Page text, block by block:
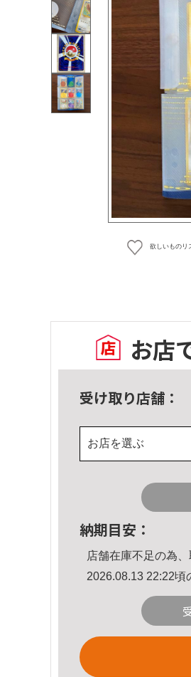
欲しいものリ
お店
受け取り店舗：
お店を選ぶ
納期目安：
店舗在庫不足の為
2026.08.13 22:22頃